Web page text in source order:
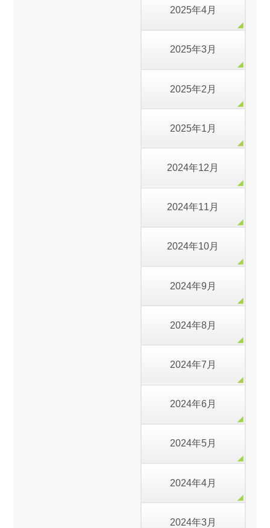
2025年4月
2025年3月
2025年2月
2025年1月
2024年12月
2024年11月
2024年10月
2024年9月
2024年8月
2024年7月
2024年6月
2024年5月
2024年4月
2024年3月